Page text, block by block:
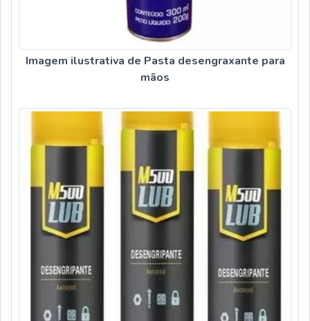
Imagem ilustrativa de Pasta desengraxante para
mãos